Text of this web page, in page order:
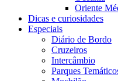
Oriente
Dicas e curiosidades
Especiais
Diário de Bordo
Cruzeiros
Intercâmbio
Parques